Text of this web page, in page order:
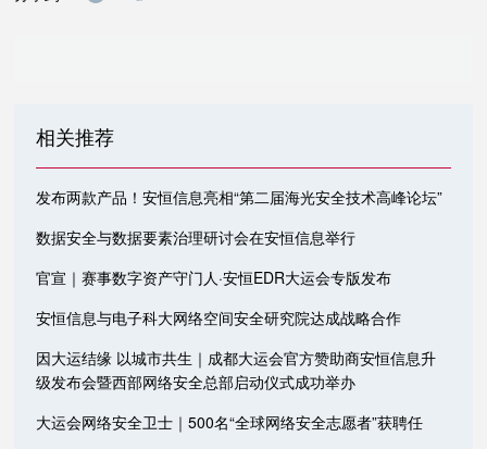
相关推荐
发布两款产品！安恒信息亮相“第二届海光安全技术高峰论坛”
数据安全与数据要素治理研讨会在安恒信息举行
官宣｜赛事数字资产守门人·安恒EDR大运会专版发布
安恒信息与电子科大网络空间安全研究院达成战略合作
因大运结缘 以城市共生｜成都大运会官方赞助商安恒信息升
级发布会暨西部网络安全总部启动仪式成功举办
大运会网络安全卫士｜500名“全球网络安全志愿者”获聘任